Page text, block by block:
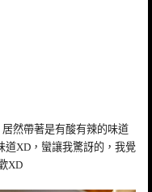
居然帶著是有酸有辣的味道
道XD，蠻讓我驚訝的，我覺
XD